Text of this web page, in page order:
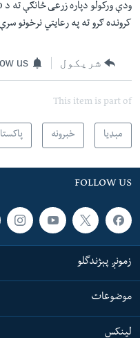
کرونده ګرو ته په رعایتي نرخونو
شریکول us
This item is part of
مېډیا خبرونه
FOLLOW US
زمونږ پېژندگلو
موضوعات
لینکس